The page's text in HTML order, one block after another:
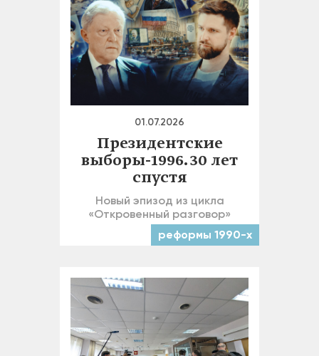
01.07.2026
Президентские
выборы-1996. 30 лет
спустя
Новый эпизод из цикла
«Откровенный разговор»
реформы 1990-х